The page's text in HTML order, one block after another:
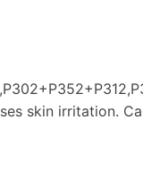
skin irritation.